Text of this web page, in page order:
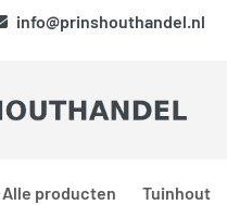
info@prinshouthandel.nl
Alle producten Tuinhout